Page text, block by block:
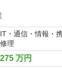
IT・通信・情報・
修理
275 万円